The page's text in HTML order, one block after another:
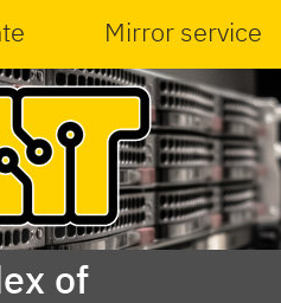
Mirror service
of